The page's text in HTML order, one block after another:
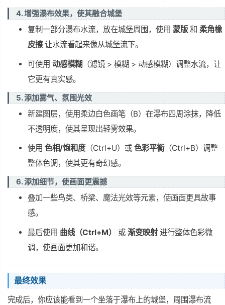
4. 增强瀑布效果，使其融合城堡
复制一部分瀑布水流，放在城堡周围，使用 蒙版 和 柔角橡
皮擦让水流看起来像从城堡流下。
可使用 动感模糊 （滤镜 > 模糊 > 动感模糊）调整水流，让
它更有真实感。
5. 添加雾气、氛围光效
新建图层，使用柔边白色画笔（B）在瀑布四周涂抹，降低
不透明度，使其呈现出轻雾效果。
使用 色相/饱和度（Ctrl+U）或 色彩平衡（Ctrl+B）调整
整体色调，使其更有奇幻感。
6. 添加细节，使画面更震撼
叠加一些鸟类、桥梁、魔法光效等元素，使画面更具故事
感。
最后使用 曲线（Ctrl+M） 或 渐变映射进行整体色彩微
调，使画面更加和谐。
最终效果
完成后，你应该能看到一个坐落于瀑布上的城堡，周围瀑布流